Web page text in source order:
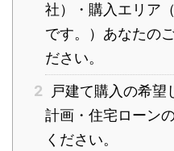
社）・購入エリア
です。）あなたの
ださい。
2
戸建て購入の希望
計画・住宅ローン
ください。